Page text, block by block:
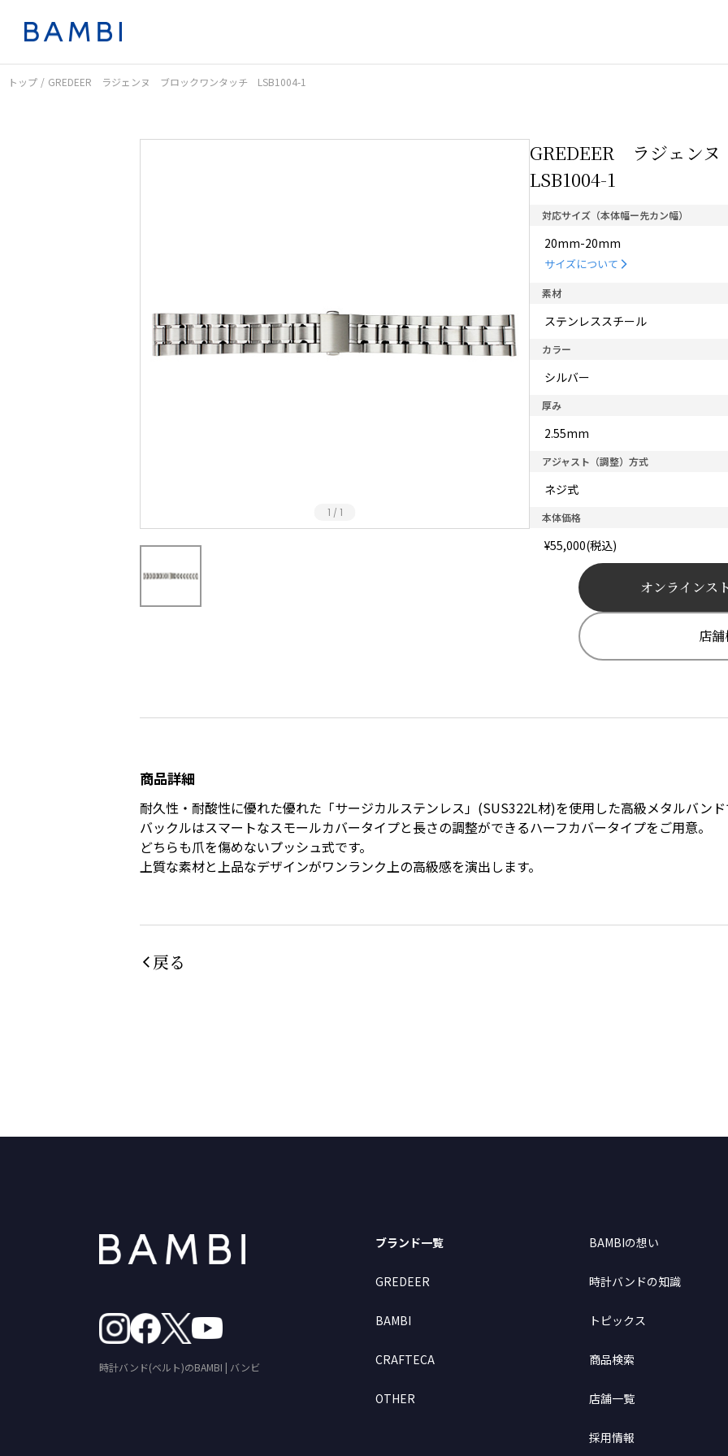
トップ GREDEER ラジェンヌ ブロックワンタッチ LSB1004-1
1 / 1
GREDEER ラジェン
LSB1004-1
対応サイズ（本体幅ー先カン幅）
20mm-20mm
サイズについて
素材
ステンレススチール
カラー
シルバー
厚み
2.55mm
アジャスト（調整）方式
ネジ式
本体価格
¥55,000(税込)
オンラインス
店
商品詳細
耐久性・耐酸性に優れた優れた「サージカルステンレス」(SUS322L材)を使用した高級メタルバン
バックルはスマートなスモールカバータイプと長さの調整ができるハーフカバータイプをご用意。
どちらも爪を傷めないプッシュ式です。
上質な素材と上品なデザインがワンランク上の高級感を演出します。
戻る
時計バンド(ベルト)のBAMBI | バンビ
ブランド一覧
GREDEER
BAMBI
CRAFTECA
OTHER
BAMBIの想い
時計バンドの知識
トピックス
商品検索
店舗一覧
採用情報